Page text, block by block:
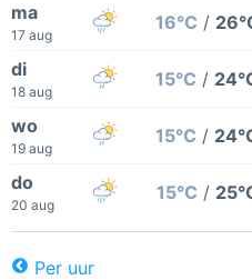
ma
17 aug
16°C /
di
18 aug
15°C /
wo
19 aug
15°C /
do
20 aug
15°C /
Per uur